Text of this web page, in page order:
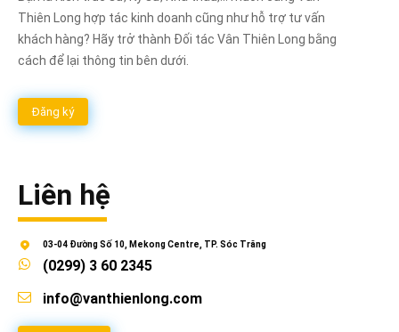
Thiên Long hợp tác kinh doanh cũng như hỗ trợ tư vấn
khách hàng? Hãy trở thành Đối tác Vân Thiên Long bằng
cách để lại thông tin bên dưới.
Đăng ký
Liên hệ
03-04 Đường Số 10, Mekong Centre, TP. Sóc Trăng
(0299) 3 60 2345
info@vanthienlong.com